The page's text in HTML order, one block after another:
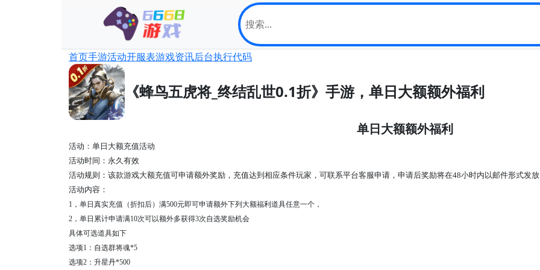
首页手游活动开服表游戏资讯后台执行代码
《蜂鸟五虎将_终结乱世0.1折》手游，单日大额额外福利
单日大额额外福利
活动： 单日大额充值活动
活动时间： 永久有效
活动规则：该款游戏大额充值可申请额外奖励，充值达到相应条件玩家，可联系平台客服申请，申请后奖励将在48小时内以邮件形式发放
活动内容：
1， 单日真实充值（折扣后）满500元即可申请额外下列大额福利道具任意一个，
2，单日累计申请满10次可以额外多获得3次自选奖励机会
具体可选道具如下
选项1：自选群将魂*5
选项2：升星丹*500